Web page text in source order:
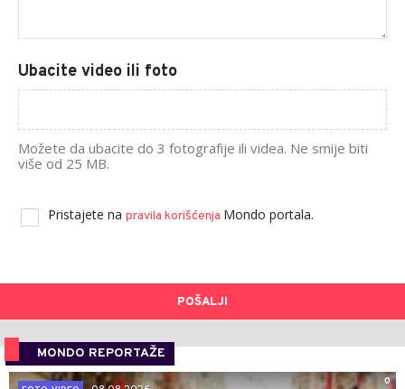
Ubacite video ili foto
Možete da ubacite do 3 fotografije ili videa. Ne smije biti
više od 25 MB.
Pristajete na pravila korišćenja Mondo portala.
POŠALJI
MONDO REPORTAŽE
0